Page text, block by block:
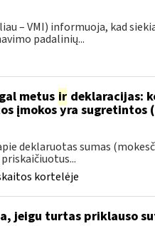
– VMI) informuoja, kad
padalinių...
metus irdeklaracijas:
įmokos yra sugretintos
deklaruotas sumas
kortelėje
jeigu turtas priklauso